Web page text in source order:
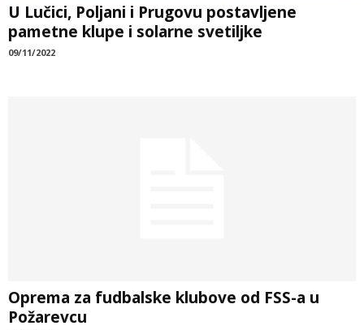
U Lučici, Poljani i Prugovu postavljene
pametne klupe i solarne svetiljke
09/11/2022
Oprema za fudbalske klubove od FSS-a u
Požarevcu